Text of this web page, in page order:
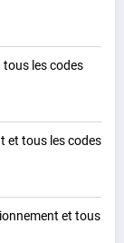
tous les codes
et tous les codes
et tous